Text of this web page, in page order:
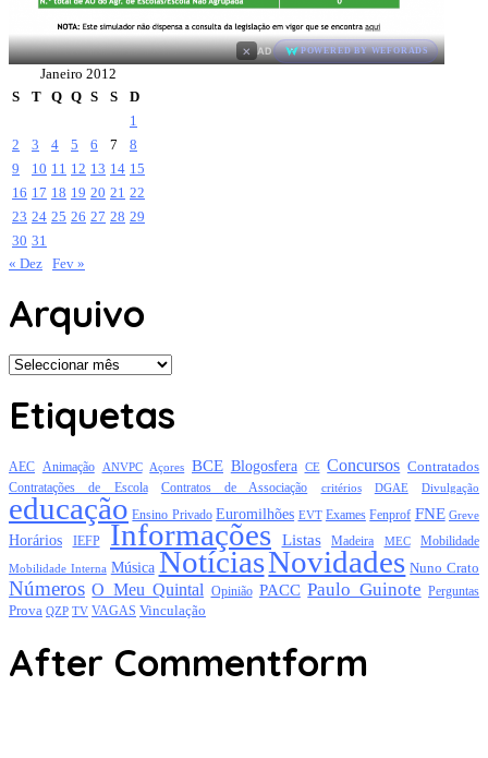
× AD POWERED BY WEFORADS
Janeiro 2012
S
T Q Q S S
D
1
2
3 4 5 6 7
8
9
10 11 12 13 14 15
16 17 18 19 20 21 22
23 24 25 26 27 28 29
30 31
« Dez Fev »
Arquivo
Arquivo
Etiquetas
AEC Animação ANVPC Açores BCE Blogosfera CE Concursos Contratados
Contratações de Escola Contratos de Associação critérios DGAE Divulgação
educação Ensino Privado Euromilhões EVT Exames Fenprof FNE Greve
Horários IEFP Informações Listas Madeira MEC Mobilidade
Mobilidade Interna Música NotíciasNovidades Nuno Crato
Números O Meu Quintal Opinião PACC Paulo Guinote Perguntas
Prova QZP TV VAGAS Vinculação
After Commentform